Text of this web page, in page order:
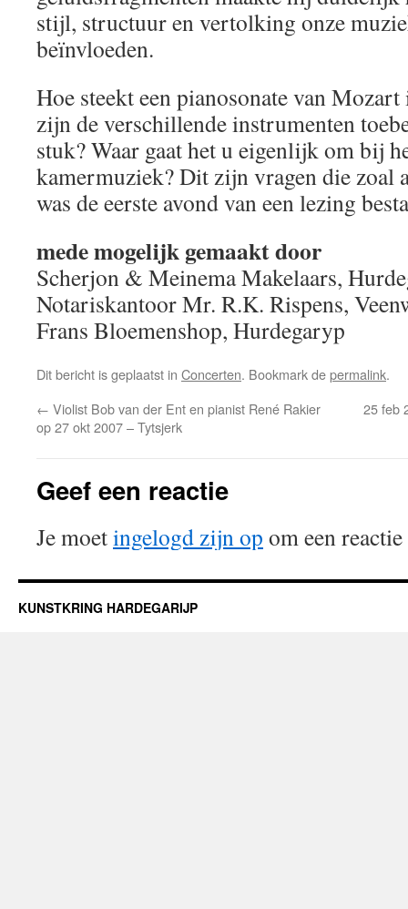
stijl, structuur en vertolking onze
beïnvloeden.
Hoe steekt een pianosonate van
zijn de verschillende instrumenten
stuk? Waar gaat het u eigenlijk om bij
kamermuziek? Dit zijn vragen die zoal
was de eerste avond van een lezing
mede mogelijk gemaakt door
Scherjon & Meinema Makelaars,
Notariskantoor Mr. R.K. Rispens,
Frans Bloemenshop, Hurdegaryp
Dit bericht is geplaatst in Concerten. Bookmark depermalink.
← Violist Bob van der Ent en pianist René Rakier
op 27 okt 2007 – Tytsjerk
25 feb
Geef een reactie
Je moetingelogd zijn op om een
KUNSTKRING HARDEGARIJP